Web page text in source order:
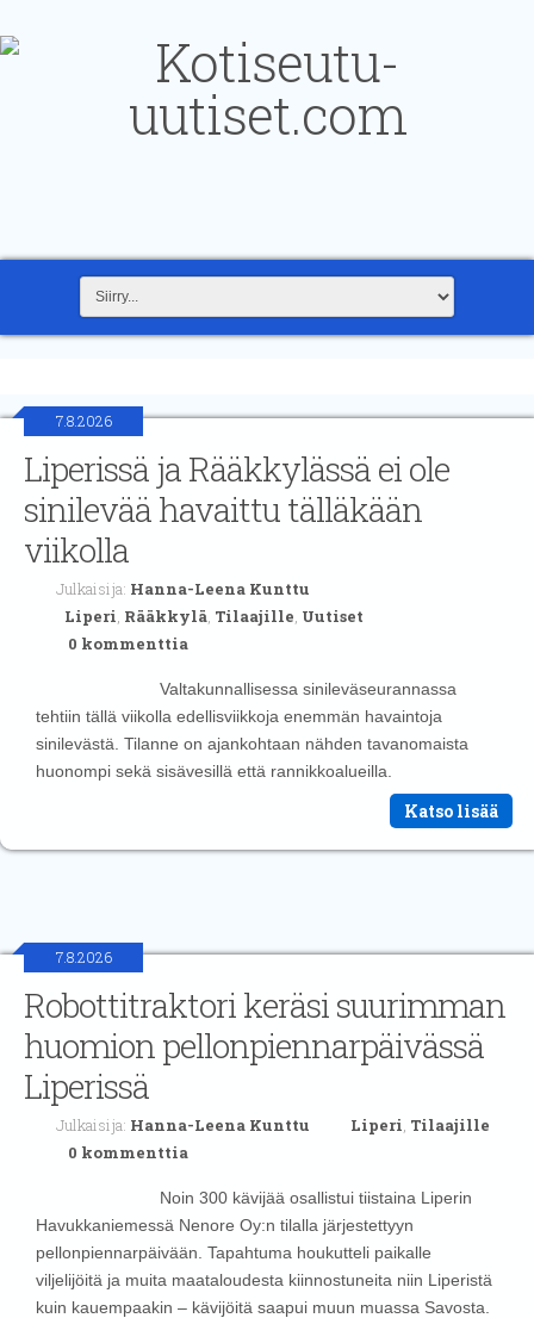
7.8.2026
Liperissä ja Rääkkylässä ei ole
sinilevää havaittu tälläkään
viikolla
Julkaisija: Hanna-Leena Kunttu
Liperi, Rääkkylä, Tilaajille, Uutiset
0 kommenttia
Valtakunnallisessa sinileväseurannassa
tehtiin tällä viikolla edellisviikkoja enemmän havaintoja
sinilevästä. Tilanne on ajankohtaan nähden tavanomaista
huonompi sekä sisävesillä että rannikkoalueilla.
Katso lisää
7.8.2026
Robottitraktori keräsi suurimman
huomion pellonpiennarpäivässä
Liperissä
Julkaisija: Hanna-Leena Kunttu Liperi, Tilaajille
0 kommenttia
Noin 300 kävijää osallistui tiistaina Liperin
Havukkaniemessä Nenore Oy:n tilalla järjestettyyn
pellonpiennarpäivään. Tapahtuma houkutteli paikalle
viljelijöitä ja muita maataloudesta kiinnostuneita niin Liperistä
kuin kauempaakin – kävijöitä saapui muun muassa Savosta.